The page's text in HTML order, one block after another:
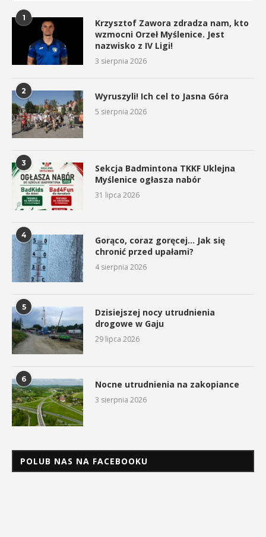
1
Krzysztof Zawora zdradza nam, kto
wzmocni Orzeł Myślenice. Jest
nazwisko z IV Ligi!
3 sierpnia 2026
2 Wyruszyli! Ich cel to Jasna Góra
5 sierpnia 2026
3
Sekcja Badmintona TKKF Uklejna
Myślenice ogłasza nabór
31 lipca 2026
4
Gorąco, coraz goręcej… Jak się
chronić przed upałami?
4 sierpnia 2026
5
Dzisiejszej nocy utrudnienia
drogowe w Gaju
29 lipca 2026
6 Nocne utrudnienia na zakopiance
3 sierpnia 2026
POLUB NAS NA FACEBOOKU